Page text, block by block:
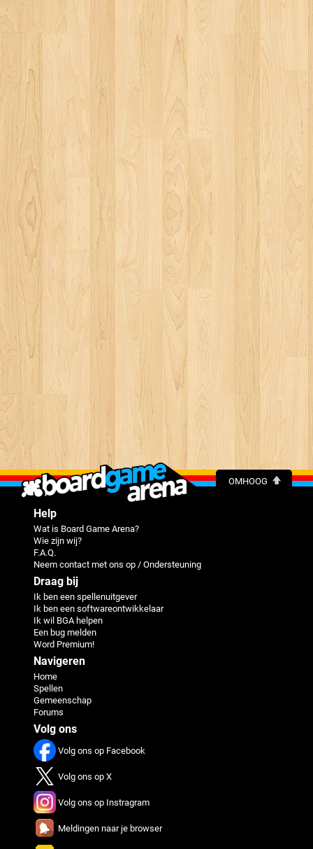
OMHOOG
Help
Wat is Board Game Arena?
Wie zijn wij?
F.A.Q.
Neem contact met ons op / Ondersteuning
Draag bij
Ik ben een spellenuitgever
Ik ben een softwareontwikkelaar
Ik wil BGA helpen
Een bug melden
Word Premium!
Navigeren
Home
Spellen
Gemeenschap
Forums
Volg ons
Volg ons op Facebook
Volg ons op X
Volg ons op Instragram
Meldingen naar je browser